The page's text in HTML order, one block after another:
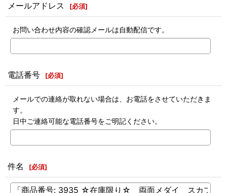
メールアドレス [必須]
お問い合わせ内容の確認メールは自動配信です。
電話番号 [必須]
メールでの連絡が取れない場合は、お電話をさせていただきま
す。
日中ご連絡可能な電話番号をご明記ください。
件名 [必須]